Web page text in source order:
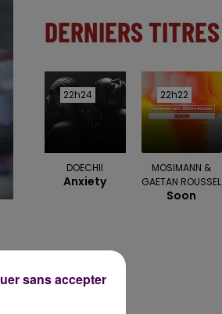
DERNIERS TITRES
22h24
22h24
DOECHII
Anxiety
22h22
22h22
MOSIMANN &
GAETAN ROUSSEL
Soon
sans accepter